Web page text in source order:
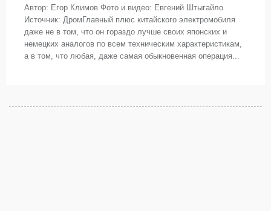
Автор: Егор Климов Фото и видео: Евгений Штыгайло
Источник: ДромГлавный плюс китайского электромобиля
даже не в том, что он гораздо лучше своих японских и
немецких аналогов по всем техническим характеристикам,
а в том, что любая, даже самая обыкновенная операция...